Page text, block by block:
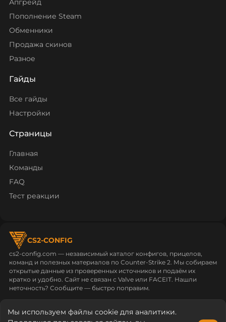
Апгрейд
Пополнение Steam
Обменники
Продажа скинов
Разное
Гайды
Все гайды
Настройки
Страницы
Главная
Команды
FAQ
Тест реакции
CS2-CONFIG
cs2-config.com — независимый каталог конфигов, прицелов,
команд и полезных материалов по Counter‑Strike 2. Мы собираем
открытые данные из проверенных источников и подаём их
кратко и удобно. Сайт не связан с Valve или FACEIT. Нашли
неточность? Сообщите — быстро поправим.
cs2-config.com © 2026Политика конфиденциальности
Пользовательское соглашение
Мы используем файлы cookie для аналитики.